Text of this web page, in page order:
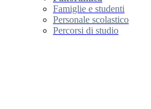
Famiglie e studenti
Personale scolastico
Percorsi di studio